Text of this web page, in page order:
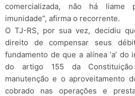
comercializada, não há liame
imunidade”, afirma o recorrente.
O TJ-RS, por sua vez, decidiu
direito de compensar seus
fundamento de que a alínea ‘a’ do
do artigo 155 da
manutenção e o aproveitamento
cobrado nas operações e